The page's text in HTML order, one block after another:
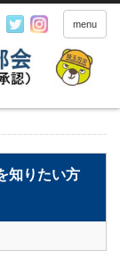
menu
知りたい方